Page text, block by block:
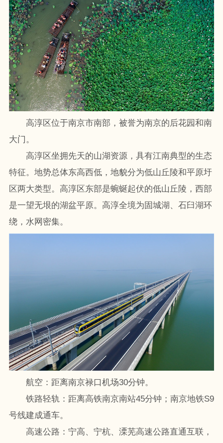
高淳区位于南京市南部，被誉为南京的后花园和南
大门。
高淳区坐拥先天的山湖资源，具有江南典型的生态
特征。地势总体东高西低，地貌分为低山丘陵和平原圩
区两大类型。高淳区东部是蜿蜒起伏的低山丘陵，西部
是一望无垠的湖盆平原。高淳全境为固城湖、石臼湖环
绕，水网密集。
航空：距离南京禄口机场30分钟。
铁路轻轨：距离高铁南京南站45分钟；南京地铁S9
号线建成通车。
高速公路：宁高、宁杭、溧芜高速公路直通互联，